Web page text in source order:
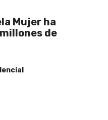
Mujer ha
de